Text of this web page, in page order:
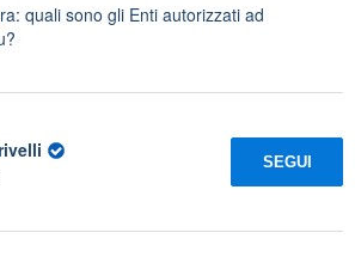
quali sono gli Enti autorizzati ad
SEGUI